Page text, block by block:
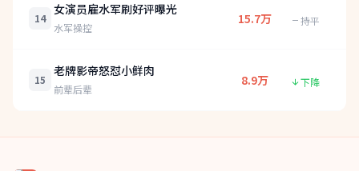
14
女演员雇水军刷好评曝光
水军操控
15.7万 持平
15
老牌影帝怒怼小鲜肉
前辈后辈
8.9万 下降